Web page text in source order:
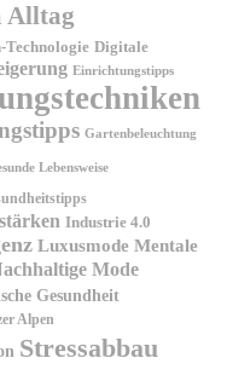
Alltag
Technologie Digitale
Einrichtungstipps
Gartenbeleuchtung
Lebensweise
Industrie 4.0
Luxusmode Mentale
Mode
Gesundheit
Alpen
Stressabbau